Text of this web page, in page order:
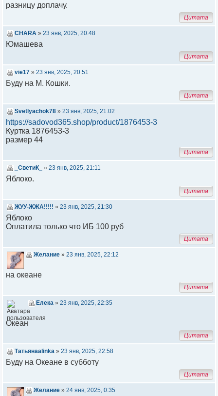
разницу доплачу.
Цитата
CHARA » 23 янв, 2025, 20:48
Юмашева
Цитата
vie17 » 23 янв, 2025, 20:51
Буду на М. Кошки.
Цитата
Svetlyachok78 » 23 янв, 2025, 21:02
https://sadovod365.shop/product/1876453-3
Куртка 1876453-3
размер 44
Цитата
_СветиК_ » 23 янв, 2025, 21:11
Яблоко.
Цитата
ЖУУ-ЖЖА!!!!! » 23 янв, 2025, 21:30
Яблоко
Оплатила только что ИБ 100 руб
Цитата
Желание » 23 янв, 2025, 22:12
на океане
Цитата
Елека » 23 янв, 2025, 22:35
Океан
Цитата
Татьянаalinka » 23 янв, 2025, 22:58
Буду на Океане в субботу
Цитата
Желание » 24 янв, 2025, 0:35